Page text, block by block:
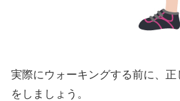
実際にウォーキングする前に、
をしましょう。